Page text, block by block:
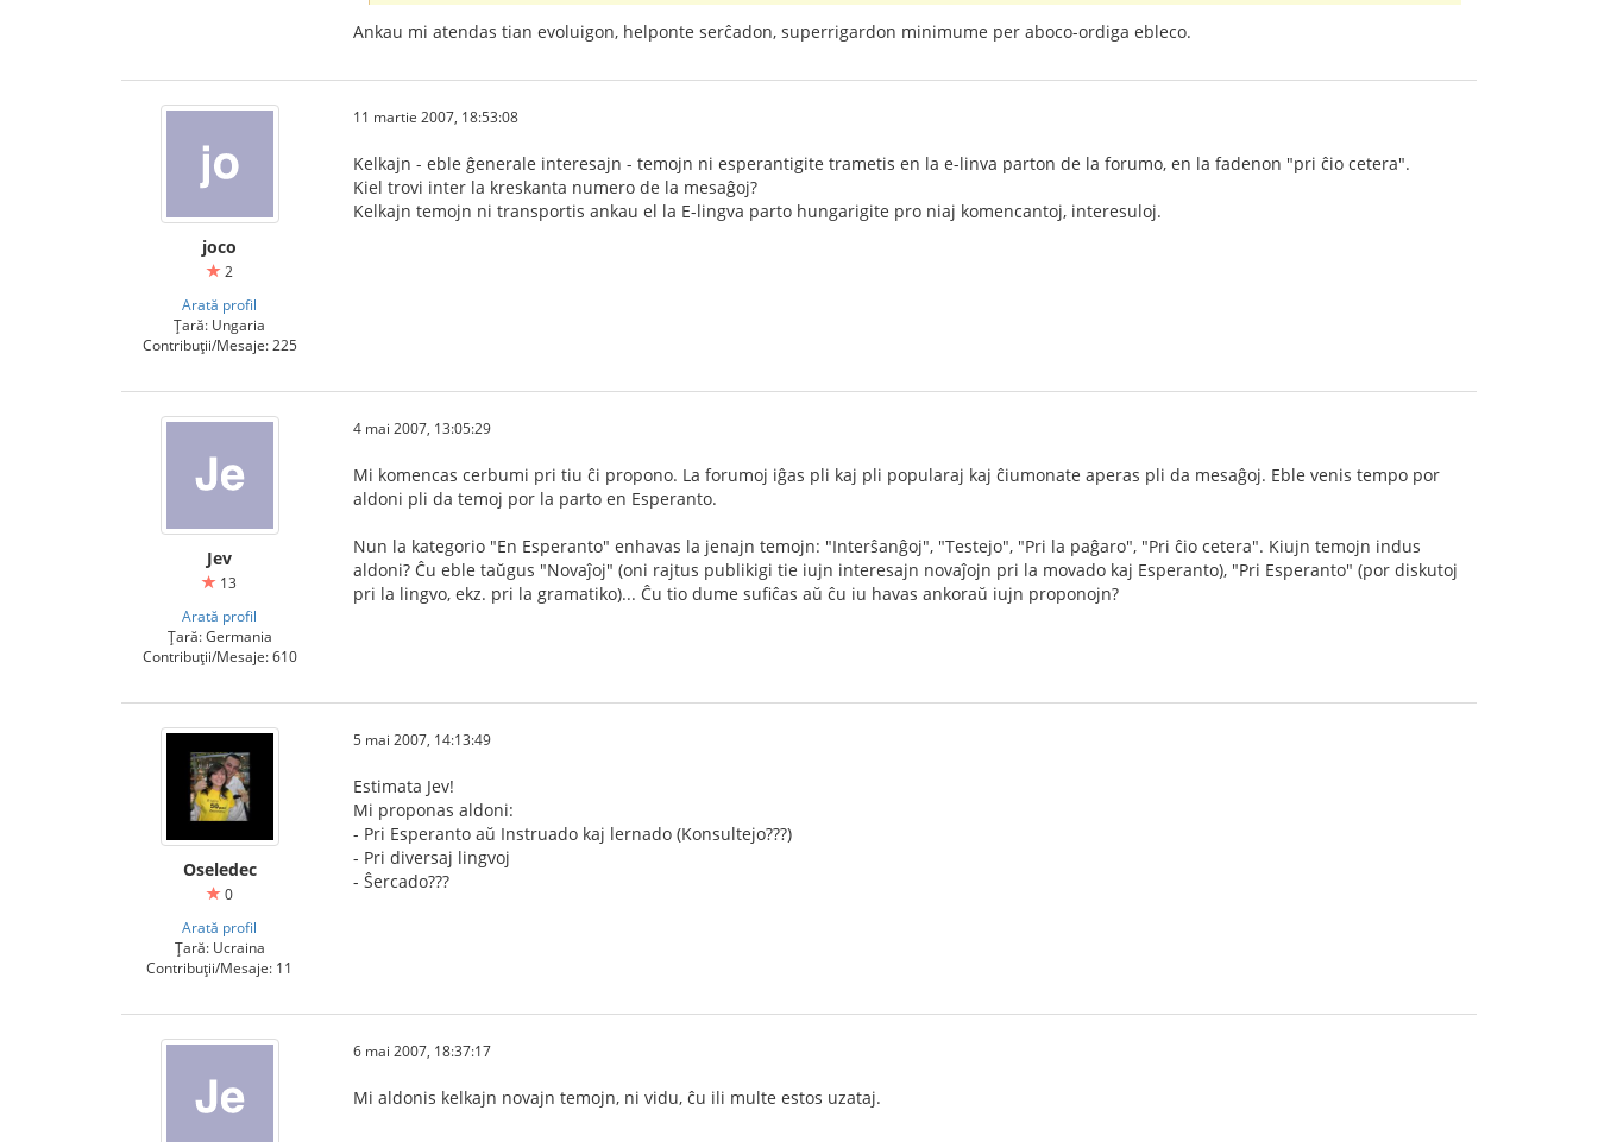
Ankau mi atendas tian evoluigon, helponte serĉadon, superrigardon minimume per aboco-ordiga ebleco.
joco
2
Arată profil
Țară: Ungaria
Contribuții/Mesaje: 225
11 martie 2007, 18:53:08
Kelkajn - eble ĝenerale interesajn - temojn ni esperantigite trametis en la e-linva parton de la forumo, en la fadenon "pri ĉio cetera".
Kiel trovi inter la kreskanta numero de la mesaĝoj?
Kelkajn temojn ni transportis ankau el la E-lingva parto hungarigite pro niaj komencantoj, interesuloj.
Jev
13
Arată profil
Țară: Germania
Contribuții/Mesaje: 610
4 mai 2007, 13:05:29
Mi komencas cerbumi pri tiu ĉi propono. La forumoj iĝas pli kaj pli popularaj kaj ĉiumonate aperas pli da mesaĝoj. Eble venis tempo por
aldoni pli da temoj por la parto en Esperanto.
Nun la kategorio "En Esperanto" enhavas la jenajn temojn: "Interŝanĝoj", "Testejo", "Pri la paĝaro", "Pri ĉio cetera". Kiujn temojn indus
aldoni? Ĉu eble taŭgus "Novaĵoj" (oni rajtus publikigi tie iujn interesajn novaĵojn pri la movado kaj Esperanto), "Pri Esperanto" (por diskutoj
pri la lingvo, ekz. pri la gramatiko)... Ĉu tio dume sufiĉas aŭ ĉu iu havas ankoraŭ iujn proponojn?
Oseledec
0
Arată profil
Țară: Ucraina
Contribuții/Mesaje: 11
5 mai 2007, 14:13:49
Estimata Jev!
Mi proponas aldoni:
- Pri Esperanto aŭ Instruado kaj lernado (Konsultejo???)
- Pri diversaj lingvoj
- Ŝercado???
6 mai 2007, 18:37:17
Mi aldonis kelkajn novajn temojn, ni vidu, ĉu ili multe estos uzataj.